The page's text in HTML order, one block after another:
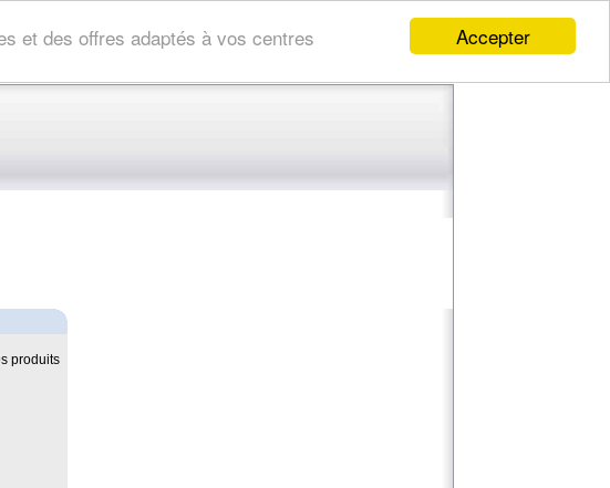
Accepter
et des offres adaptés à vos centres
produits